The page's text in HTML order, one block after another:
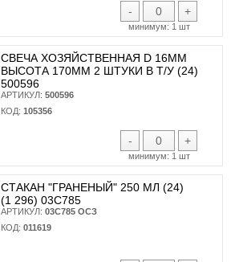
- +
минимум: 1 шт
СВЕЧА ХОЗЯЙСТВЕННАЯ D 16ММ
ВЫСОТА 170ММ 2 ШТУКИ В Т/У (24)
500596
АРТИКУЛ: 500596
КОД: 105356
- +
минимум: 1 шт
СТАКАН "ГРАНЕНЫЙ" 250 МЛ (24)
(1 296) 03С785
АРТИКУЛ: 03С785 ОСЗ
КОД: 011619